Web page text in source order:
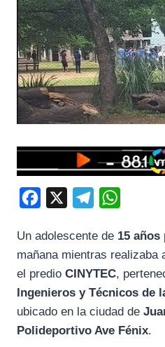
c
e
b
o
l
e
g
a
a
t
s
p
Un adolescente de 15 años
mañana mientras realizaba
el predio CINYTEC,
Ingenieros y Técnicos de
ubicado en la ciudad de
Polideportivo Ave Fénix.